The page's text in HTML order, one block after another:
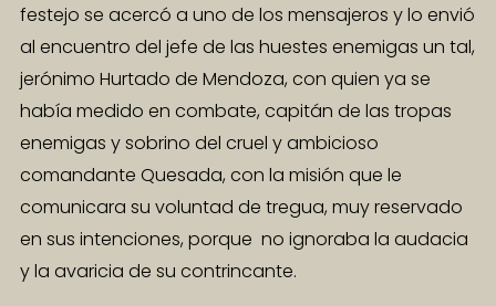
festejo se acercó a uno de los mensajeros y lo envió
al encuentro del jefe de las huestes enemigas un tal,
jerónimo Hurtado de Mendoza, con quien ya se
había medido en combate, capitán de las tropas
enemigas y sobrino del cruel y ambicioso
comandante Quesada, con la misión que le
comunicara su voluntad de tregua, muy reservado
en sus intenciones, porque no ignoraba la audacia
y la avaricia de su contrincante.